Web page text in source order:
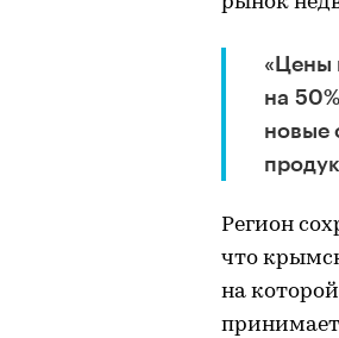
«Цены
на
новые
Регион
что
на